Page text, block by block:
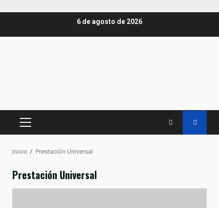
6 de agosto de 2026
MENÚ
Inicio Prestación Universal
Prestación Universal